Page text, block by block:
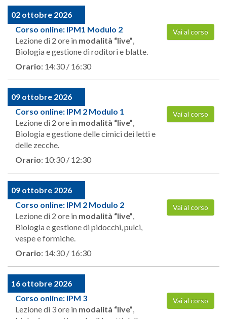
02 ottobre 2026
Corso online: IPM1 Modulo 2
Lezione di 2 ore in modalità “live”,
Biologia e gestione di roditori e blatte.
Orario: 14:30 / 16:30
Vai al corso
09 ottobre 2026
Corso online: IPM 2 Modulo 1
Lezione di 2 ore in modalità “live”,
Biologia e gestione delle cimici dei letti e
delle zecche.
Orario: 10:30 / 12:30
Vai al corso
09 ottobre 2026
Corso online: IPM 2 Modulo 2
Lezione di 2 ore in modalità “live”,
Biologia e gestione di pidocchi, pulci,
vespe e formiche.
Orario: 14:30 / 16:30
Vai al corso
16 ottobre 2026
Corso online: IPM 3
Lezione di 3 ore in modalità “live”,
Vai al corso